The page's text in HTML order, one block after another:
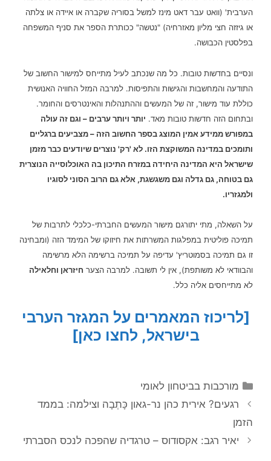
הערבית' (וואט עבר דאט מינז למשל בסוריה שקברה או איידה או צלתה
או גיזזה חצי מליון מאזרחיה) "נטשה" ככותרת הספר את סניף המשפחה
בפלסטין הכבושה.
ונסיים בחדשות טובות. כל מה שנכתב לעיל מתייחס למישור החשוב של
התודעה והמחשבות והגישות והתפיסות. למרבה המזל החוויה האנושית
כוללת עוד מישור, זה של המעשים וההתנהלות והאינטרסים והחומר.
ובתחום הזה חדשות טובות מאד. יותר ויותר ערבים – וגם זה עולה
במפורש ממידע אמין המוצג בספר החשוב הזה – מצביעים ברגליים
ותומכים במדינה המשוקצת הזו. לא 'רק' נוצרים שיודעים כבר מזמן
שישראל היא המדינה היחידה במזרח התיכון בה האוכלוסייה הנוצרית
גם בטוחה, גם גדלה וגם משגשגת, אלא גם הרוב הסוני לסוגיו
ולמגזריו.
על השאלה, מתי יתורגם מישור המעשים החברתי-כלכלי לתרבות של
תמיכה פוליטית במפלגות המשרתות את חיזוקו של המימד הזה (ומבחינה
זו גם תמיכה בסמוטריץ' עדיפה על תמיכה ברשימה הלא מרשימה
והבוודאי לא משותפת), אין לי תשובה. למרבה הצער חיזראן וחלאילה
לא מתייחסים אליה כלל.
[לריכוז המאמרים על המגזר הערבי
בישראל, לחצו כאן]
קטגוריות
מורכבות בביטחון לאומי
רגעים? אירית כהן נר-גאון כָּתְבָה וצילמה: בממד
הזמן
יאיר רגב: אקסודוס – טרגדיה שהפכה לנכס הסברתי